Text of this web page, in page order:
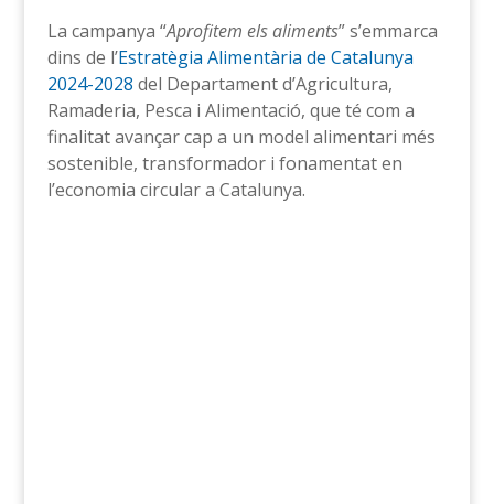
La campanya “Aprofitem els aliments” s’emmarca
dins de l’Estratègia Alimentària de Catalunya
2024-2028 del Departament d’Agricultura,
Ramaderia, Pesca i Alimentació, que té com a
finalitat avançar cap a un model alimentari més
sostenible, transformador i fonamentat en
l’economia circular a Catalunya.